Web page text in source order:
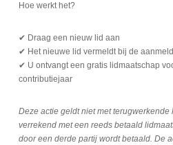
Hoe werkt het?
✔ Draag een nieuw lid aan
✔ Het nieuwe lid vermeldt bij de
✔ U ontvangt een gratis lidmaatschap
contributiejaar
Deze actie geldt niet met terugwerkende
verrekend met een reeds betaald
door een derde partij wordt betaald. De